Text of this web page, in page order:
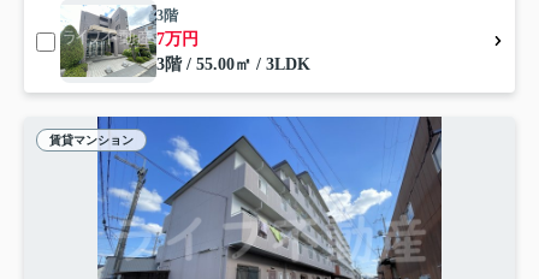
3階
7万円
3階 / 55.00㎡ / 3LDK
賃貸マンション